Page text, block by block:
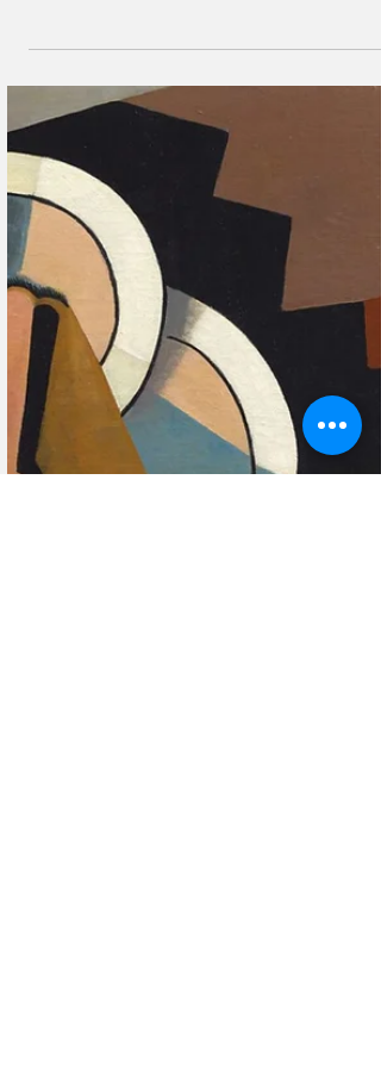
27 авг. 2022 г.
Магия искусства
Жак-Лоран Агасc – швейцарский
англичанин
Этот талантливый художник-анималист родился в
Женеве, но сделал карьеру в Англии. Жак-Лоран
мастер рисунка и тонкий наблюдатель.